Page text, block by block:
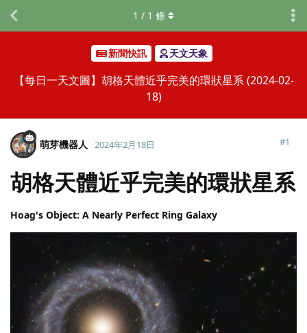
新聞快訊 天文天象
【每日一天文圖】胡格天體近乎完美的環狀星系 (2024-02-
18)
1 / 1 條
萌芽機器人 2024年2月18日 #1
胡格天體近乎完美的環狀星系
Hoag's Object: A Nearly Perfect Ring Galaxy